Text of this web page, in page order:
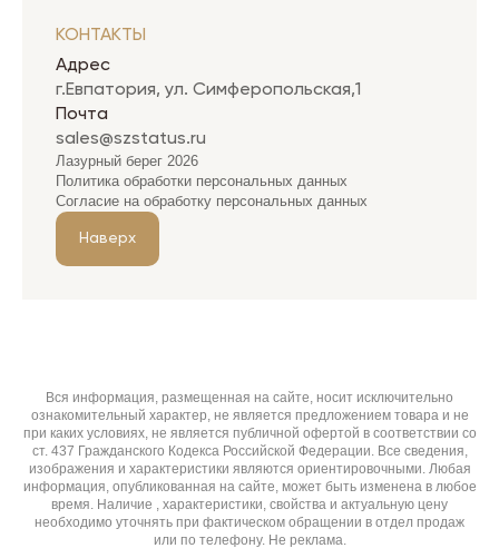
КОНТАКТЫ
Адрес
г.Евпатория, ул. Симферопольская,1
Почта
sales@szstatus.ru
Лазурный берег 2026
Политика обработки персональных данных
Согласие на обработку персональных данных
Наверх
Вся информация, размещенная на сайте, носит исключительно
ознакомительный характер, не является предложением товара и не
при каких условиях, не является публичной офертой в соответствии со
ст. 437 Гражданского Кодекса Российской Федерации. Все сведения,
изображения и характеристики являются ориентировочными. Любая
информация, опубликованная на сайте, может быть изменена в любое
время. Наличие , характеристики, свойства и актуальную цену
необходимо уточнять при фактическом обращении в отдел продаж
или по телефону. Не реклама.